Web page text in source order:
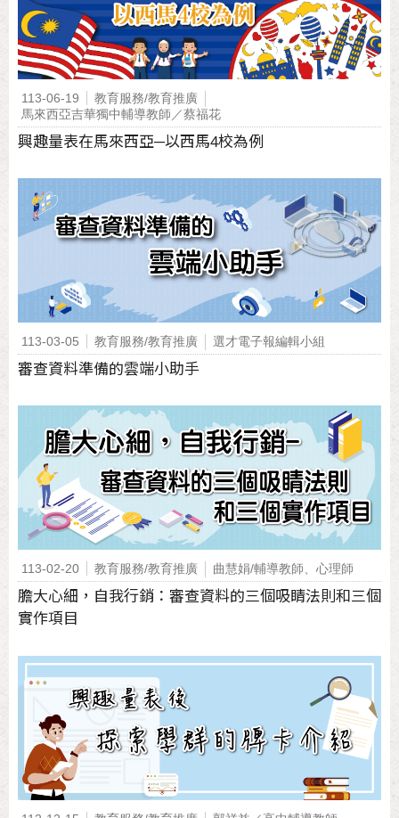
113-06-19
教育服務/教育推廣
馬來西亞吉華獨中輔導教師／蔡福花
興趣量表在馬來西亞─以西馬4校為例
113-03-05 教育服務/教育推廣 選才電子報編輯小組
審查資料準備的雲端小助手
113-02-20 教育服務/教育推廣 曲慧娟/輔導教師、心理師
膽大心細，自我行銷：審查資料的三個吸睛法則和三個
實作項目